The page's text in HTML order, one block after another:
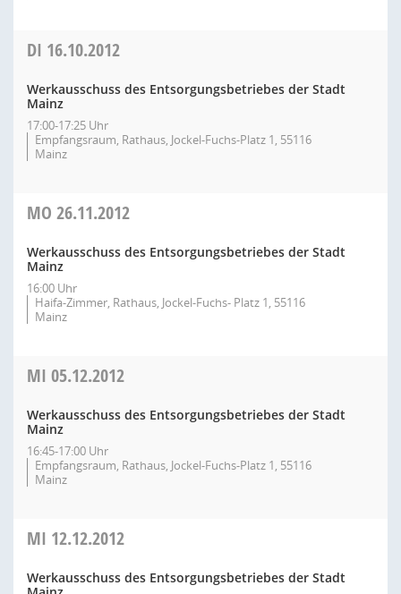
DI 16.10.2012
Werkausschuss des Entsorgungsbetriebes der Stadt
Mainz
17:00-17:25 Uhr
Empfangsraum, Rathaus, Jockel-Fuchs-Platz 1, 55116
Mainz
MO 26.11.2012
Werkausschuss des Entsorgungsbetriebes der Stadt
Mainz
16:00 Uhr
Haifa-Zimmer, Rathaus, Jockel-Fuchs- Platz 1, 55116
Mainz
MI 05.12.2012
Werkausschuss des Entsorgungsbetriebes der Stadt
Mainz
16:45-17:00 Uhr
Empfangsraum, Rathaus, Jockel-Fuchs-Platz 1, 55116
Mainz
MI 12.12.2012
Werkausschuss des Entsorgungsbetriebes der Stadt